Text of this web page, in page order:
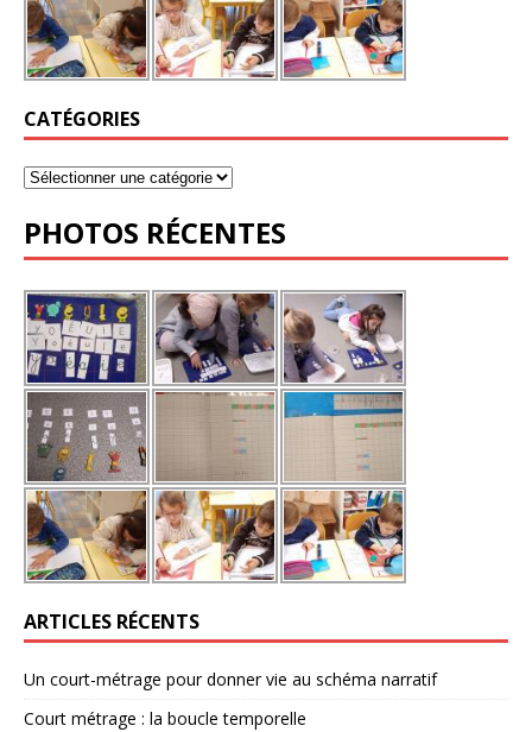
CATÉGORIES
PHOTOS RÉCENTES
ARTICLES RÉCENTS
Un court-métrage pour donner vie au schéma narratif
Court métrage : la boucle temporelle